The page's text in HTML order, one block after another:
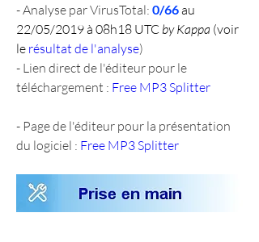
- Analyse par VirusTotal: 0/66 au
22/05/2019 à 08h18 UTC by Kappa (voir
le résultat de l'analyse)
- Lien direct de l'éditeur pour le
téléchargement : Free MP3 Splitter
- Page de l'éditeur pour la présentation
du logiciel : Free MP3 Splitter